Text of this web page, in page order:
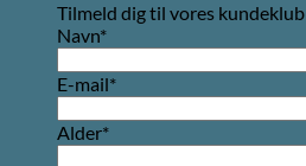
Tilmeld dig til vores kundeklub
Navn*
E-mail*
Alder*